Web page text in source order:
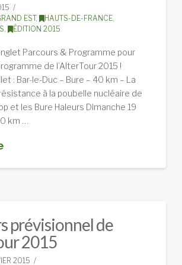
EST, HAUTS-DE-FRANCE,
, ÉDITION 2015
Parcours & Programme pour
de l’AlterTour 2015 !
: Bar-le-Duc – Bure – 40 km – La
à la poubelle nucléaire de
et les Bure Haleurs Dimanche 19
km …
prévisionnel de
2015
2015